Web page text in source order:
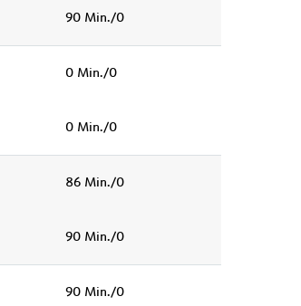
90 Min./0
0 Min./0
0 Min./0
86 Min./0
90 Min./0
90 Min./0